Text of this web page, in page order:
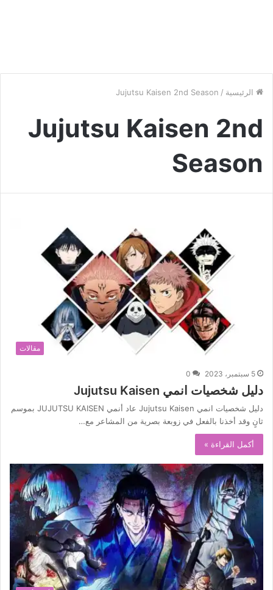
الرئيسية /
Jujutsu Kaisen 2nd Season
Jujutsu Kaisen 2nd
Season
مقالات
5 سبتمبر، 2023 0
دليل شخصيات انمي Jujutsu Kaisen
دليل شخصيات انمي Jujutsu Kaisen عاد أنمي JUJUTSU KAISEN بموسم
ثانٍ وقد أخذنا بالفعل في زوبعة بصرية من المشاعر مع…
أكمل القراءة »